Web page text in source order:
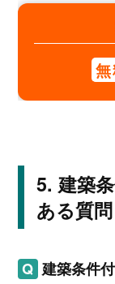
建築
ある質問
建築条件